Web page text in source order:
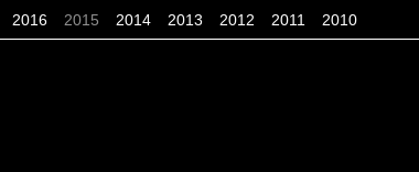
2016 2015 2014 2013 2012 2011 2010